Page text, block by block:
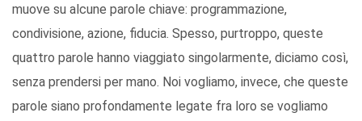
muove su alcune parole chiave: programmazione,
condivisione, azione, fiducia. Spesso, purtroppo, queste
quattro parole hanno viaggiato singolarmente, diciamo così,
senza prendersi per mano. Noi vogliamo, invece, che queste
parole siano profondamente legate fra loro se vogliamo